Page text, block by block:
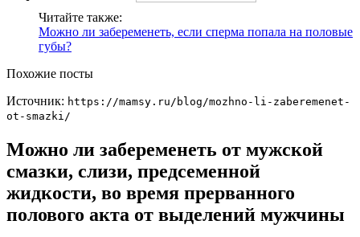
Читайте также:
Можно ли забеременеть, если сперма попала на половые
губы?
Похожие посты
Источник: https://mamsy.ru/blog/mozhno-li-zaberemenet-
ot-smazki/
Можно ли забеременеть от мужской
смазки, слизи, предсеменной
жидкости, во время прерванного
полового акта от выделений мужчины